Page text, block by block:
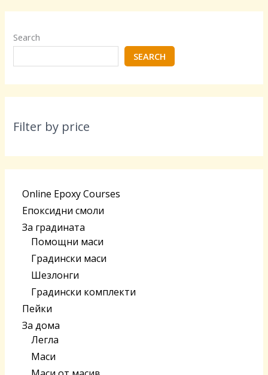
Search
SEARCH
Filter by price
Online Epoxy Courses
Епоксидни смоли
За градината
Помощни маси
Градински маси
Шезлонги
Градински комплекти
Пейки
За дома
Легла
Маси